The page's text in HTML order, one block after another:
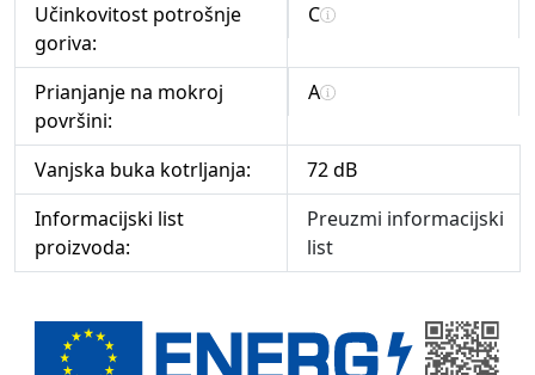
Učinkovitost potrošnje
goriva:
C
Prianjanje na mokroj
površini:
A
Vanjska buka kotrljanja:
72 dB
Informacijski list
proizvoda:
Preuzmi informacijski
list